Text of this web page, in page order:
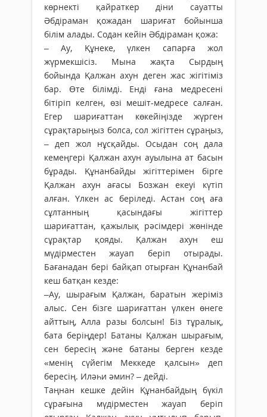
көрнекті қайраткер діни сауатты
Әбдіраман қожадан шариғат бойынша
білім алады. Содан кейін Әбдіраман қожа:
– Ау, Құнеке, үлкен сапарға жол
жүрмекшісіз. Мына жақта Сырдың
бойында Қалжан ахун деген жас жігітіміз
бар. Өте білімді. Енді ғана медресені
бітіріп келген, өзі мешіт-медресе салған.
Егер шариғаттан көкейіңізде жүрген
сұрақтарыңыз болса, сол жігіттен сұраңыз,
– деп жол нұсқайды. Осыдан соң дала
кемеңгері Қалжан ахун ауылына ат басын
бұрады. Құнанбайды жігіттерімен бірге
Қалжан ахун ағасы Бозжан екеуі күтіп
алған. Үлкен ас беріледі. Астан соң аға
сұлтанның қасындағы жігіттер
шариғаттан, қажылық рәсімдері жөнінде
сұрақтар қояды. Қалжан ахун еш
мүдірместен жауап беріп отырады.
Бағанадан бері байқап отырған Құнанбай
кеш батқан кезде:
–Ау, шырағым Қалжан, баратын жеріміз
алыс. Сен бізге шариғаттан үлкен өнеге
айттың, Алла разы болсын! Біз тұралық,
бата беріңдер! Батаны Қалжан шырағым,
сен бересің және батаны берген кезде
«менің сүйегім Меккеде қалсын» деп
бересің. Иләһи әмин? – дейді.
Таңнан кешке дейін Құнанбайдың бүкіл
сұрағына мүдірместен жауап беріп